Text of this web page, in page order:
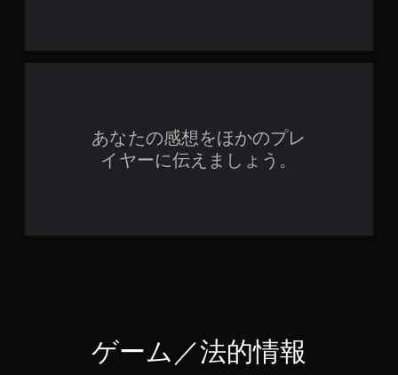
あなたの感想をほかのプレ
イヤーに伝えましょう。
ゲーム／法的情報